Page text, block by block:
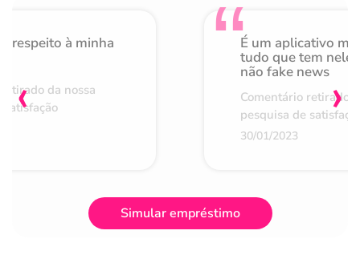
respeito à minha
da nossa
É um aplicativo
tudo que tem nele
não fake news
Comentário retirado
pesquisa de
30/01/2023
‹ ›
Simular empréstimo